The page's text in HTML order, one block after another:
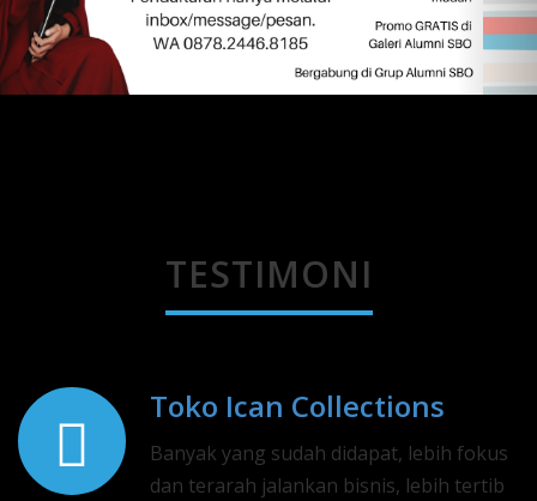
TESTIMONI
Toko Ican Collections
Banyak yang sudah didapat, lebih fokus
dan terarah jalankan bisnis, lebih tertib